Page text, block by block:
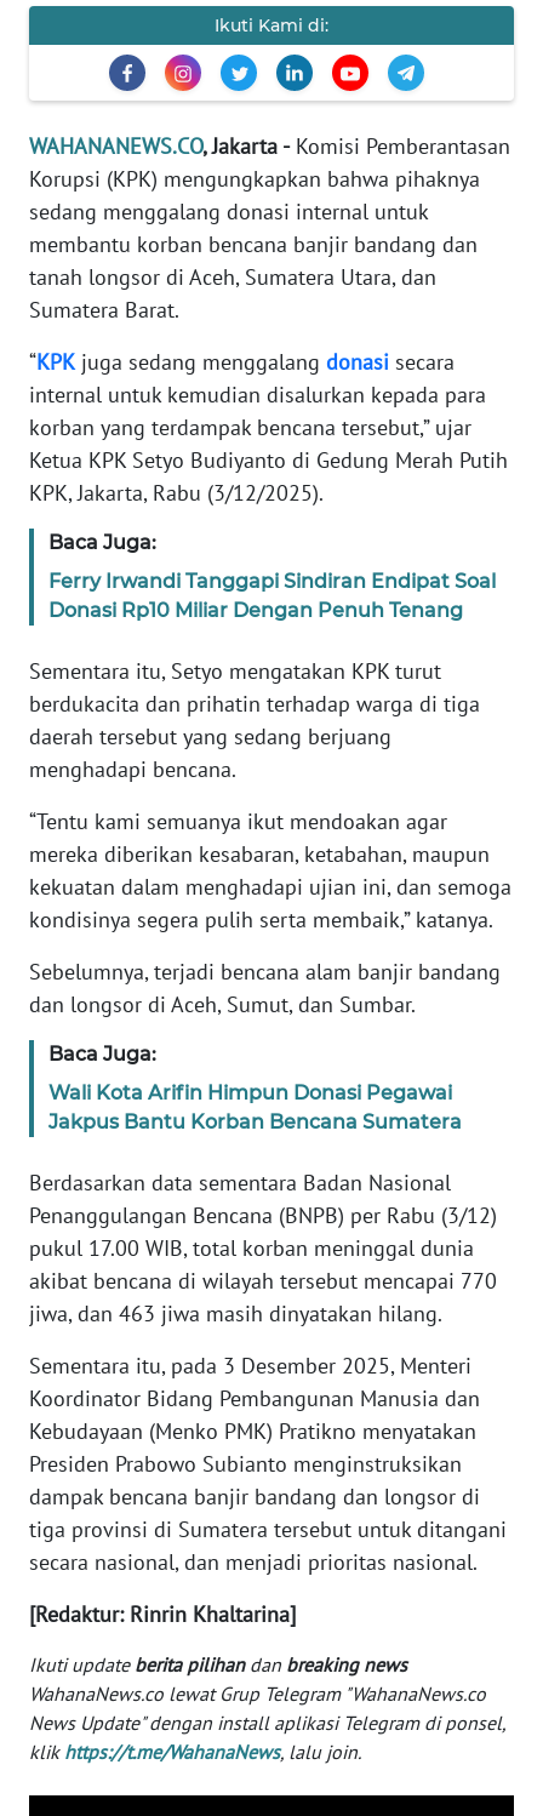
Ikuti Kami di:
WAHANANEWS.CO, Jakarta -Komisi Pemberantasan
Korupsi (KPK) mengungkapkan bahwa pihaknya
sedang menggalang donasi internal untuk
membantu korban bencana banjir bandang dan
tanah longsor di Aceh, Sumatera Utara, dan
Sumatera Barat.
“KPKjuga sedang menggalang donasi secara
internal untuk kemudian disalurkan kepada para
korban yang terdampak bencana tersebut,” ujar
Ketua KPK Setyo Budiyanto di Gedung Merah Putih
KPK, Jakarta, Rabu (3/12/2025).
Baca Juga:
Ferry Irwandi Tanggapi Sindiran Endipat Soal
Donasi Rp10 Miliar Dengan Penuh Tenang
Sementara itu, Setyo mengatakan KPK turut
berdukacita dan prihatin terhadap warga di tiga
daerah tersebut yang sedang berjuang
menghadapi bencana.
“Tentu kami semuanya ikut mendoakan agar
mereka diberikan kesabaran, ketabahan, maupun
kekuatan dalam menghadapi ujian ini, dan semoga
kondisinya segera pulih serta membaik,” katanya.
Sebelumnya, terjadi bencana alam banjir bandang
dan longsor di Aceh, Sumut, dan Sumbar.
Baca Juga:
Wali Kota Arifin Himpun Donasi Pegawai
Jakpus Bantu Korban Bencana Sumatera
Berdasarkan data sementara Badan Nasional
Penanggulangan Bencana (BNPB) per Rabu (3/12)
pukul 17.00 WIB, total korban meninggal dunia
akibat bencana di wilayah tersebut mencapai 770
jiwa, dan 463 jiwa masih dinyatakan hilang.
Sementara itu, pada 3 Desember 2025, Menteri
Koordinator Bidang Pembangunan Manusia dan
Kebudayaan (Menko PMK) Pratikno menyatakan
Presiden Prabowo Subianto menginstruksikan
dampak bencana banjir bandang dan longsor di
tiga provinsi di Sumatera tersebut untuk ditangani
secara nasional, dan menjadi prioritas nasional.
[Redaktur: Rinrin Khaltarina]
Ikuti update berita pilihandan breaking news
WahanaNews.co lewat Grup Telegram "WahanaNews.co
News Update" dengan install aplikasi Telegram di ponsel,
klik https://t.me/WahanaNews, lalu join.
EDITORIAL
Informasi
INDEKS
BERITA
KAMI
INFO
IKLAN
KAMI
PEDOMAN
SIBER
KARIR
DISCLAIMER
Wahana
Regional
SUMUT
WN
JAKARTA
JABAR
WN
BANTEN
NTT
WN
KEPRI
WN
PAPUA
BARAT
WN
RIAU